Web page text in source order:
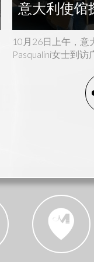
意大利使馆
司----结伴
10月26日上午，意
Pasqualini女士到访